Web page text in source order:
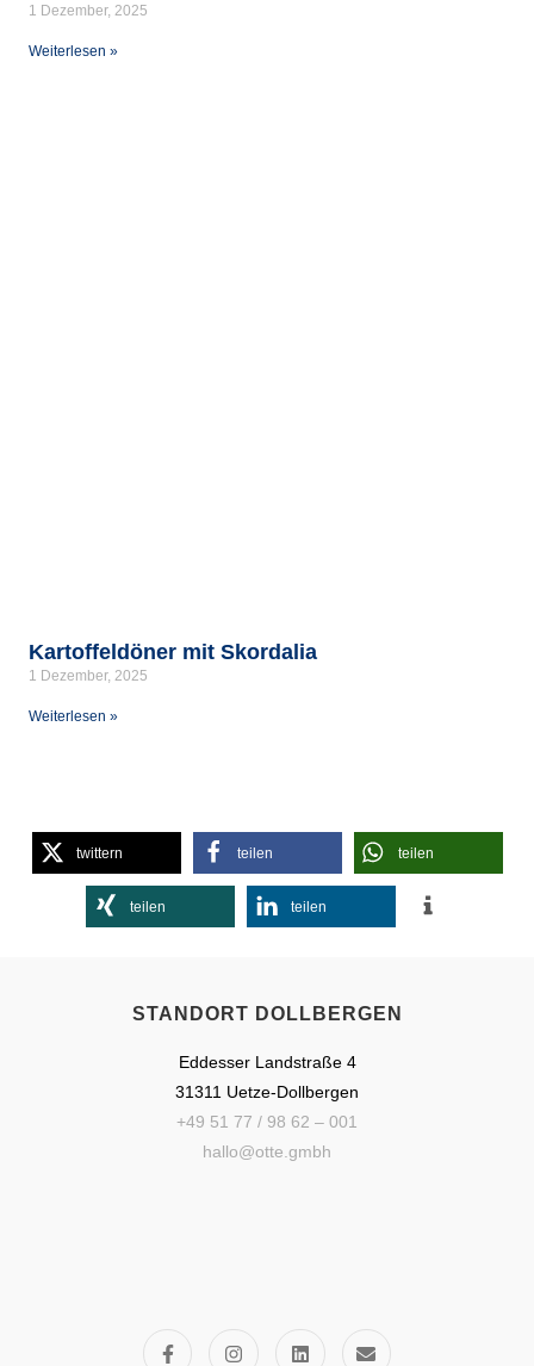
1 Dezember, 2025
Weiterlesen »
Kartoffeldöner mit Skordalia
1 Dezember, 2025
Weiterlesen »
twittern teilen teilen
teilen teilen
STANDORT DOLLBERGEN
Eddesser Landstraße 4
31311 Uetze-Dollbergen
+49 51 77 / 98 62 – 001
hallo@otte.gmbh